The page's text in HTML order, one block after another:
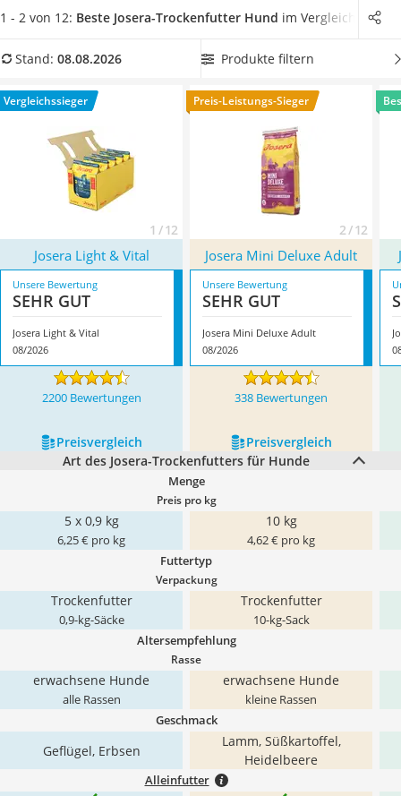
Schildkrötenhaus
Massagegerät
Service
Vergleichstabelle,welches laut Hersteller als Alleinfutter
Verdauungstrakt bietet der Hersteller eine breite Auswahl an
Darm-empfindliche Hunde
. Überzeugt hat uns hier im August
2026 besonders das Modell
Josera Light & Vital* mit seinen
Eigenschaften.
1 - 2 von 12: Beste Josera-Trockenfutter Hund im Vergleich
Stand: 08.08.2026 Produkte filtern
Vergleichssieger
1 / 12
Preis-Leistungs-Sieger
2 / 12
Josera Light & Vital Josera Mini Deluxe Adult
Unsere Bewertung
SEHR GUT
Josera Light & Vital
08/2026
Unsere Bewertung
SEHR GUT
Josera Mini Deluxe Adult
08/2026
2200 Bewertungen 338 Bewertungen
Preis­vergleich
Preis­vergleich
Art des Josera-Trockenfutters für Hunde
Menge
Preis pro kg
5 x 0,9 kg
6,25 € pro kg
10 kg
4,62 € pro kg
Futtertyp
Verpackung
Trockenfutter
0,9-kg-Säcke
Trockenfutter
10-kg-Sack
Altersempfehlung
Rasse
erwachsene Hunde
alle Rassen
erwachsene Hunde
kleine Rassen
Geschmack
Geflügel, Erbsen
Lamm, Süßkartoffel,
Heidelbeere
Alleinfutter